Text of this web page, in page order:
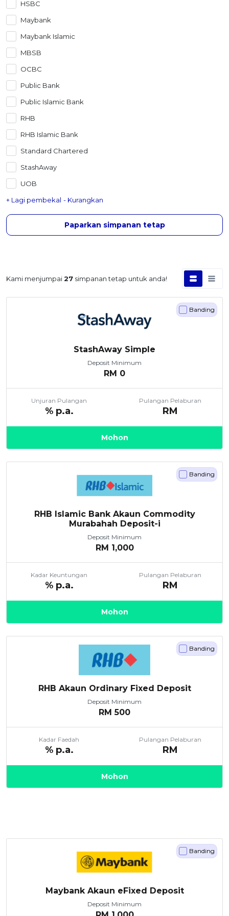
SPECIAL PROMO
Promo RHB Bank Kad Kredit
HSBC
Maybank
Maybank Islamic
MBSB
OCBC
Public Bank
Public Islamic Bank
RHB
RHB Islamic Bank
Standard Chartered
StashAway
UOB
+ Lagi pembekal - Kurangkan
Paparkan simpanan tetap
Kami menjumpai27 simpanan tetap untuk anda!
StashAway Simple
Deposit Minimum
RM 0
Unjuran Pulangan
% p.a.
Pulangan Pelaburan
RM
Banding
Mohon
RHB Islamic Bank Akaun Commodity
Murabahah Deposit-i
Deposit Minimum
RM 1,000
Kadar Keuntungan
% p.a.
Pulangan Pelaburan
RM
Banding
Mohon
RHB Akaun Ordinary Fixed Deposit
Deposit Minimum
RM 500
Kadar Faedah
% p.a.
Pulangan Pelaburan
RM
Banding
Mohon
Maybank Akaun eFixed Deposit
Deposit Minimum
Banding